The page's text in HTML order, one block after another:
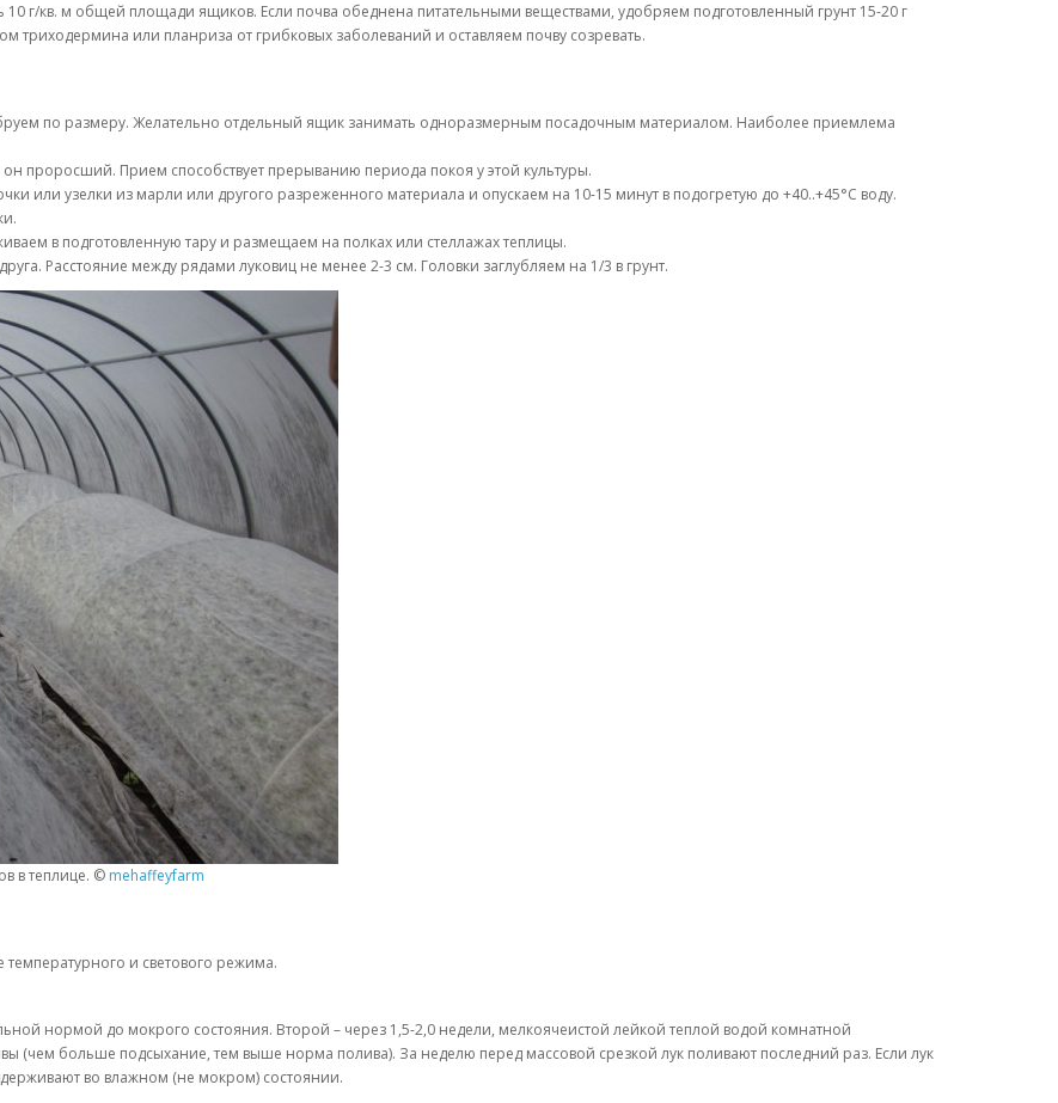
г/кв. м общей площади ящиков. Если почва обеднена питательными веществами, удобряем подготовленный грунт 15-20 г
триходермина или планриза от грибковых заболеваний и оставляем почву созревать.
по размеру. Желательно отдельный ящик занимать одноразмерным посадочным материалом. Наиболее приемлема
проросший. Прием способствует прерыванию периода покоя у этой культуры.
или узелки из марли или другого разреженного материала и опускаем на 10-15 минут в подогретую до +40..+45°С воду.
в подготовленную тару и размещаем на полках или стеллажах теплицы.
Расстояние между рядами луковиц не менее 2-3 см. Головки заглубляем на 1/3 в грунт.
в теплице. © mehaffeyfarm
и светового режима.
нормой до мокрого состояния. Второй – через 1,5-2,0 недели, мелкоячеистой лейкой теплой водой комнатной
(чем больше подсыхание, тем выше норма полива). За неделю перед массовой срезкой лук поливают последний раз. Если лук
во влажном (не мокром) состоянии.